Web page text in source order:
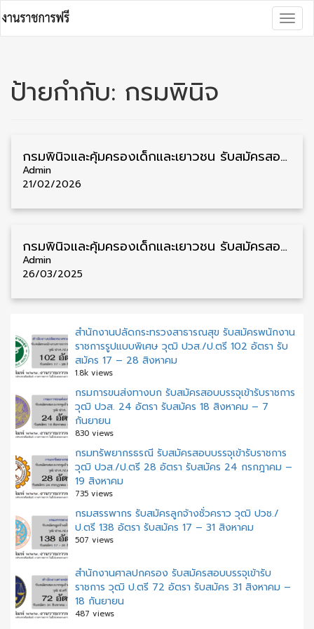
to
content
ป้ายกำกับ: กรมพินิจ
กรมพินิจและคุ้มครองเด็กและเยาวชน รับสมัครสอบบรรจุเข้ารับราชการ วุฒิ ปวส./ป.ตรี 14 อัตรา รับสมัคร 25 กุมภาพันธ์ – 18 มีนาคม
Admin
21/02/2026
กรมพินิจและคุ้มครองเด็กและเยาวชน รับสมัครสอบบรรจุเข้ารับราชการ วุฒิ ป.ตรี 18 อัตรา รับสมัคร 4 – 29 เมษายน
Admin
26/03/2025
สำนักงานปลัดกระทรวงสาธารณสุข รับสมัครพนักงาน
ราชการรูปแบบพิเศษ วุฒิ ปวส./ป.ตรี 102 อัตรา รับ
สมัคร 17 – 28 สิงหาคม
1.8k views
กรมการขนส่งทางบก รับสมัครสอบบรรจุเข้ารับราชการ
วุฒิ ปวส. 24 อัตรา รับสมัคร 18 สิงหาคม – 7
กันยายน
830 views
กรมทรัพยากรธรณี รับสมัครสอบบรรจุเข้ารับราชการ
วุฒิ ปวส./ป.ตรี 28 อัตรา รับสมัคร 24 กรกฎาคม –
19 สิงหาคม
735 views
กรมสรรพากร รับสมัครลูกจ้างชั่วคราว วุฒิ ปวช./
ป.ตรี 138 อัตรา รับสมัคร 17 – 31 สิงหาคม
507 views
สํานักงานศาลปกครอง รับสมัครสอบบรรจุเข้ารับ
ราชการ วุฒิ ป.ตรี 72 อัตรา รับสมัคร 31 สิงหาคม –
18 กันยายน
487 views